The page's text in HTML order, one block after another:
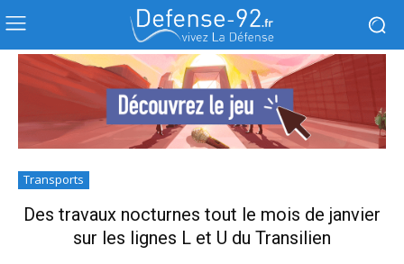
Transports
Des travaux nocturnes tout le mois de janvier
sur les lignes L et U du Transilien